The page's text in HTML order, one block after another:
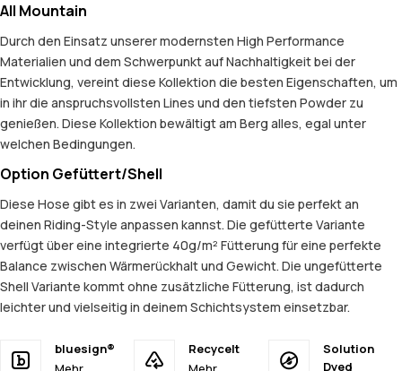
All Mountain
Durch den Einsatz unserer modernsten High Performance
Materialien und dem Schwerpunkt auf Nachhaltigkeit bei der
Entwicklung, vereint diese Kollektion die besten Eigenschaften, um
in ihr die anspruchsvollsten Lines und den tiefsten Powder zu
genießen. Diese Kollektion bewältigt am Berg alles, egal unter
welchen Bedingungen.
Option Gefüttert/Shell
Diese Hose gibt es in zwei Varianten, damit du sie perfekt an
deinen Riding-Style anpassen kannst. Die gefütterte Variante
verfügt über eine integrierte 40g/m² Fütterung für eine perfekte
Balance zwischen Wärmerückhalt und Gewicht. Die ungefütterte
Shell Variante kommt ohne zusätzliche Fütterung, ist dadurch
leichter und vielseitig in deinem Schichtsystem einsetzbar.
bluesign®
Recycelt
Solution
Dyed